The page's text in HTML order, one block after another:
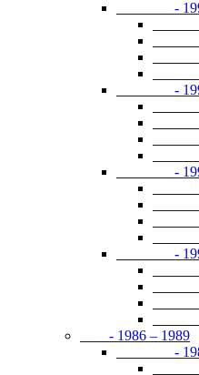
-
-
-
-
-
-
-
-
-
-
-
-
-
-
-
-
-
-
-
-
- 1986 – 1989
-
-